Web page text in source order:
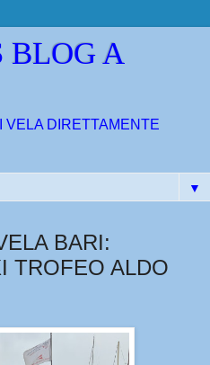
BLOG A
VELA DIRETTAMENTE
▼
BARI:
TROFEO ALDO